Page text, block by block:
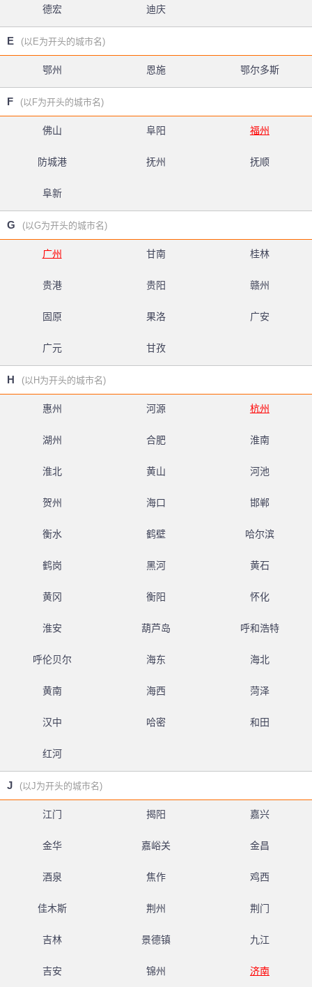
德宏 迪庆
E (以E为开头的城市名)
鄂州 恩施 鄂尔多斯
F (以F为开头的城市名)
佛山 阜阳 福州
防城港 抚州 抚顺
阜新
G (以G为开头的城市名)
广州 甘南 桂林
贵港 贵阳 赣州
固原 果洛 广安
广元 甘孜
H (以H为开头的城市名)
惠州 河源 杭州
湖州 合肥 淮南
淮北 黄山 河池
贺州 海口 邯郸
衡水 鹤壁 哈尔滨
鹤岗 黑河 黄石
黄冈 衡阳 怀化
淮安 葫芦岛 呼和浩特
呼伦贝尔 海东 海北
黄南 海西 菏泽
汉中 哈密 和田
红河
J (以J为开头的城市名)
江门 揭阳 嘉兴
金华 嘉峪关 金昌
酒泉 焦作 鸡西
佳木斯 荆州 荆门
吉林 景德镇 九江
吉安 锦州 济南